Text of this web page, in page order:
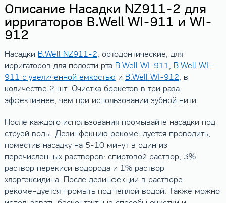
Описание Насадки NZ911-2 для
ирригаторов B.Well WI-911 и WI-
912
Насадки B.Well NZ911-2, ортодонтические, для
ирригаторов для полости рта B.Well WI-911, B.Well WI-
911 с увеличенной емкостью и B.Well WI-912, в
количестве 2 шт. Очистка брекетов в три раза
эффективнее, чем при использовании зубной нити.
После каждого использования промывайте насадки под
струей воды. Дезинфекцию рекомендуется проводить,
поместив насадку на 5-10 минут в один из
перечисленных растворов: спиртовой раствор, 3%
раствор перекиси водорода и 1% раствор
хлоргексидина. После дезинфекции в растворе
рекомендуется промыть под теплой водой. Также можно